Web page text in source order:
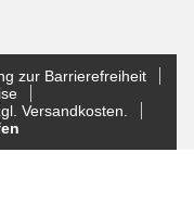
zur Barrierefreiheit
Versandkosten.